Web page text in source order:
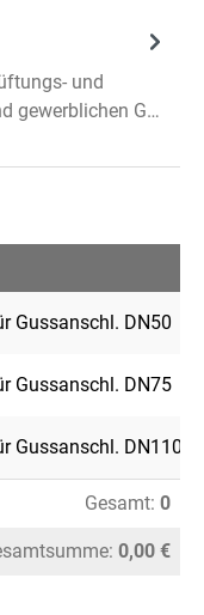
und
gewerblichen G…
Gussanschl. DN50
Gussanschl. DN75
Gussanschl. DN110
Gesamt: 0
0,00 €